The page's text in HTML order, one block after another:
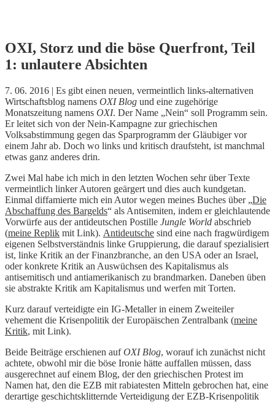
Skip
to
content
OXI, Storz und die böse Querfront, Teil
1: unlautere Absichten
7. 06. 2016 | Es gibt einen neuen, vermeintlich links-alternativen
Wirtschaftsblog namens OXI Blog und eine zugehörige
Monatszeitung namens OXI. Der Name „Nein“ soll Programm sein.
Er leitet sich von der Nein-Kampagne zur griechischen
Volksabstimmung gegen das Sparprogramm der Gläubiger vor
einem Jahr ab. Doch wo links und kritisch draufsteht, ist manchmal
etwas ganz anderes drin.
Zwei Mal habe ich mich in den letzten Wochen sehr über Texte
vermeintlich linker Autoren geärgert und dies auch kundgetan.
Einmal diffamierte mich ein Autor wegen meines Buches über „Die
Abschaffung des Bargelds“ als Antisemiten, indem er gleichlautende
Vorwürfe aus der antideutschen Postille Jungle World abschrieb
(meine Replik mit Link). Antideutsche sind eine nach fragwürdigem
eigenen Selbstverständnis linke Gruppierung, die darauf spezialisiert
ist, linke Kritik an der Finanzbranche, an den USA oder an Israel,
oder konkrete Kritik an Auswüchsen des Kapitalismus als
antisemitisch und antiamerikanisch zu brandmarken. Daneben üben
sie abstrakte Kritik am Kapitalismus und werfen mit Torten.
Kurz darauf verteidigte ein IG-Metaller in einem Zweiteiler
vehement die Krisenpolitik der Europäischen Zentralbank (meine
Kritik, mit Link).
Beide Beiträge erschienen aufOXI Blog, worauf ich zunächst nicht
achtete, obwohl mir die böse Ironie hätte auffallen müssen, dass
ausgerechnet auf einem Blog, der den griechischen Protest im
Namen hat, den die EZB mit rabiatesten Mitteln gebrochen hat, eine
derartige geschichtsklitternde Verteidigung der EZB-Krisenpolitik